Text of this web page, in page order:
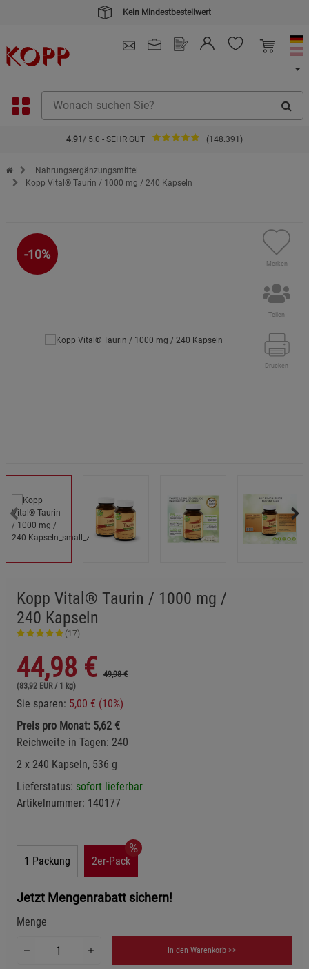
Kein Mindestbestellwert
4.91 / 5.0 - SEHR GUT (148.391)
Zur Startseite des Kopp Verlag Online-Shop
Nahrungsergänzungsmittel
Kopp Vital® Taurin / 1000 mg / 240 Kapseln
-10%
Merken
Teilen
Drucken
Kopp Vital® Taurin / 1000 mg /
240 Kapseln
(17)
44,98 €
49,98 €
(83,92 EUR / 1 kg)
Sie sparen: 5,00 € (10%)
Preis pro Monat: 5,62 €
Reichweite in Tagen: 240
2 x 240 Kapseln, 536 g
Lieferstatus: sofort lieferbar
Artikelnummer: 140177
1 Packung 2er-Pack
Jetzt Mengenrabatt sichern!
Menge
In den Warenkorb >>